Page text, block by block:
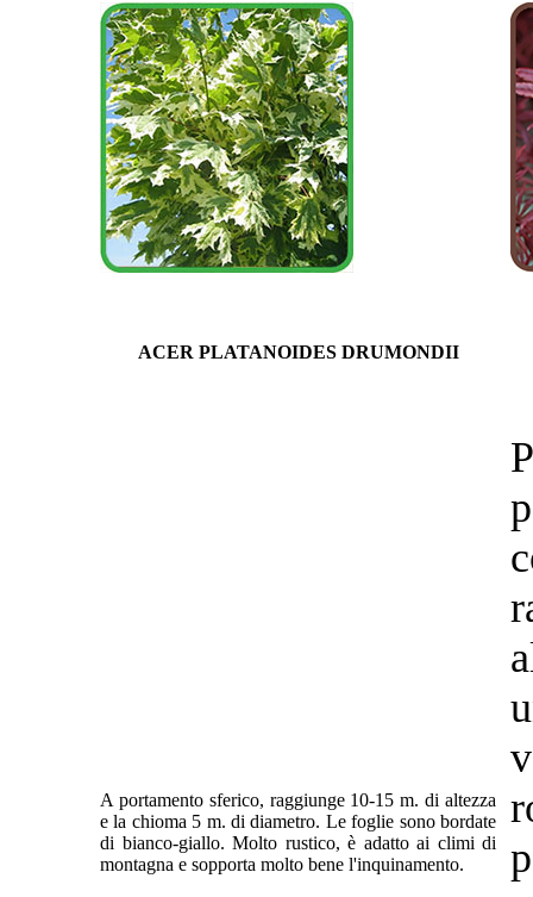
ACER PLATANOIDES DRUMONDII
A portamento sferico, raggiunge 10-15 m. di altezza
e la chioma 5 m. di diametro. Le foglie sono bordate
di bianco-giallo. Molto rustico, è adatto ai climi di
montagna e sopporta molto bene l'inquinamento.